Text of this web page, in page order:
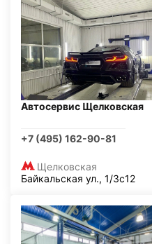
Автосервис Щелковская
+7 (495) 162-90-81
Щелковская
Байкальская ул., 1/3с12